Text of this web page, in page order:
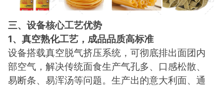
三、设备核心工艺优势
1、真空熟化工艺，成品品质高标准
设备搭载真空脱气挤压系统，可彻底排出面团内
部空气，解决传统面食生产气孔多、口感松散、
易断条、易浑汤等问题。生产出的意大利面、通